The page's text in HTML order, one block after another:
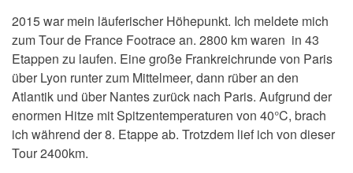
2015 war mein läuferischer Höhepunkt. Ich meldete mich
zum Tour de France Footrace an. 2800 km waren in 43
Etappen zu laufen. Eine große Frankreichrunde von Paris
über Lyon runter zum Mittelmeer, dann rüber an den
Atlantik und über Nantes zurück nach Paris. Aufgrund der
enormen Hitze mit Spitzentemperaturen von 40°C, brach
ich während der 8. Etappe ab. Trotzdem lief ich von dieser
Tour 2400km.